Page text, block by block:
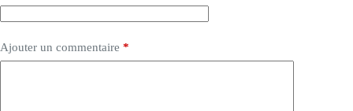
Ajouter un commentaire *